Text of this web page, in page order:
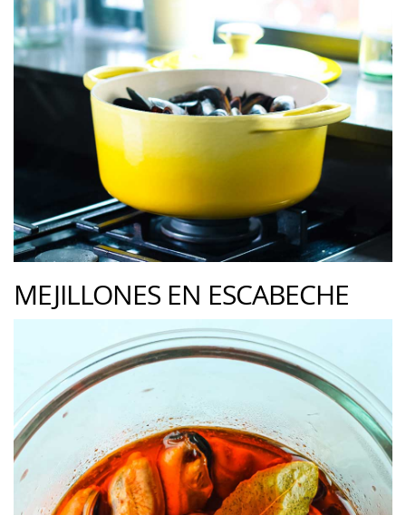
MEJILLONES EN ESCABECHE